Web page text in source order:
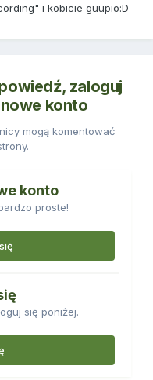
i kobicie guupio:D
zaloguj
konto
mogą komentować
konto
proste!
się poniżej.